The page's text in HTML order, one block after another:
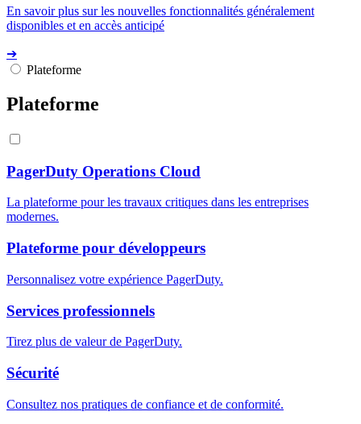
En savoir plus sur les nouvelles fonctionnalités généralement
disponibles et en accès anticipé
➔
Plateforme
Plateforme
PagerDuty Operations Cloud
La plateforme pour les travaux critiques dans les entreprises
modernes.
Plateforme pour développeurs
Personnalisez votre expérience PagerDuty.
Services professionnels
Tirez plus de valeur de PagerDuty.
Sécurité
Consultez nos pratiques de confiance et de conformité.